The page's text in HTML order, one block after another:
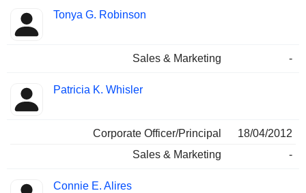
Tonya G. Robinson
Sales & Marketing -
Patricia K. Whisler
Corporate Officer/Principal
18/04/2012
Sales & Marketing
-
Connie E. Alires